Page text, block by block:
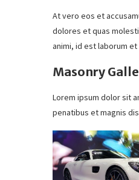
At vero eos et
dolores et quas
Lorem ipsum dolor sit
penatibus et magnis